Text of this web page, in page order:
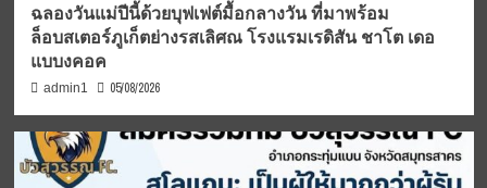
ฉลองวันแม่ปีนี้ด้วยบุฟเฟต์มื้อกลางวัน ที่มาพร้อม
ล็อบสเตอร์ภูเก็ตย่างรสเลิศณ โรงแรมเรดิสัน ชาโต เดอ
แบบงคอค
admin1 05/08/2026